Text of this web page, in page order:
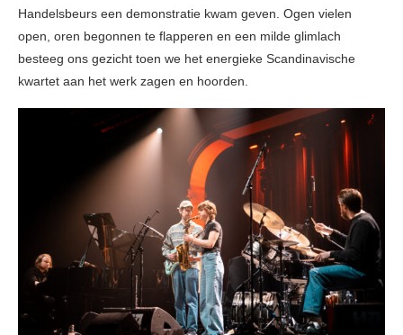
Handelsbeurs een demonstratie kwam geven. Ogen vielen
open, oren begonnen te flapperen en een milde glimlach
besteeg ons gezicht toen we het energieke Scandinavische
kwartet aan het werk zagen en hoorden.